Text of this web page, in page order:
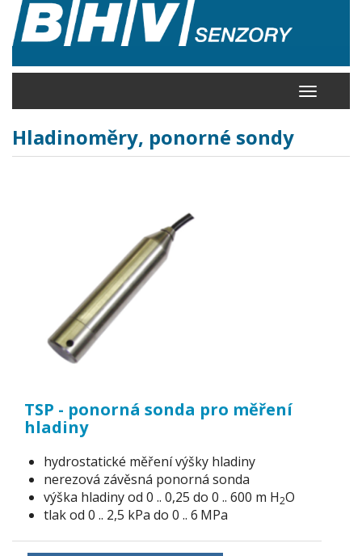
Přejít
hlavnímu
obsahu
Toggle
navigation
Hladinoměry, ponorné sondy
TSP - ponorná sonda pro měření
hladiny
hydrostatické měření výšky hladiny
nerezová závěsná ponorná sonda
výška hladiny od 0 .. 0,25 do 0 .. 600 m H2O
tlak od 0 .. 2,5 kPa do 0 .. 6 MPa